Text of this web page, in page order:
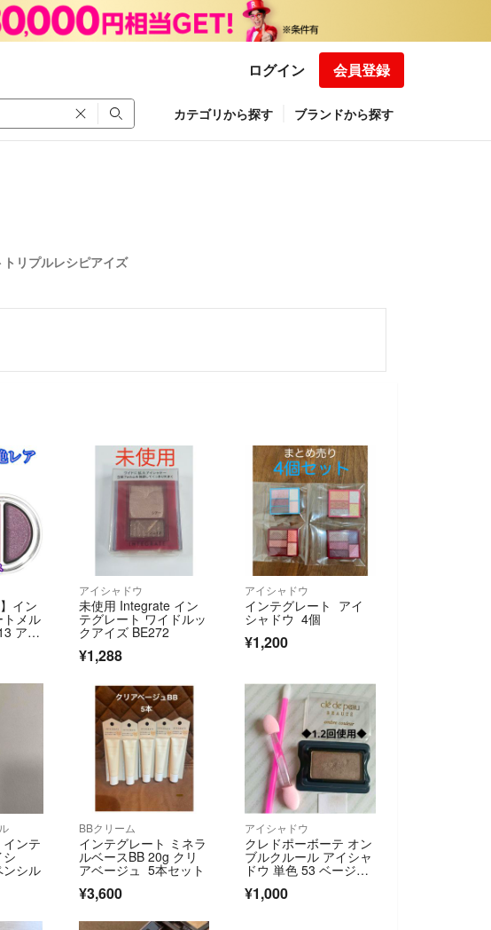
ログイン 会員登録
カテゴリから探す ブランドから探す
リプルレシピアイズ
イン
トメル
アイ
アイシャドウ
未使用 Integrate イン
テグレート ワイドルッ
クアイズ BE272
¥1,288
アイシャドウ
インテグレート アイ
シャドウ 4個
¥1,200
ンテ
ンシル
BBクリーム
インテグレート ミネラ
ルベースBB 20g クリ
アベージュ 5本セット
¥3,600
アイシャドウ
クレドポーボーテ オン
ブルクルール アイシャ
ドウ 単色 53 ベージ
ップ付 単色
¥1,000